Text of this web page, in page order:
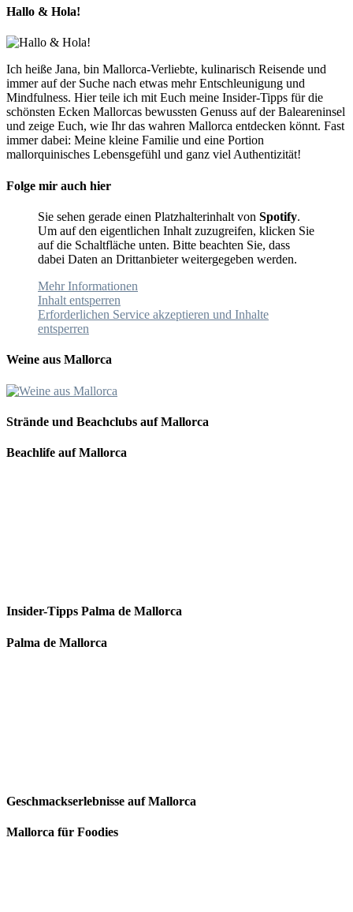
Hallo & Hola!
Ich heiße Jana, bin Mallorca-Verliebte, kulinarisch Reisende und
immer auf der Suche nach etwas mehr Entschleunigung und
Mindfulness. Hier teile ich mit Euch meine Insider-Tipps für die
schönsten Ecken Mallorcas bewussten Genuss auf der Baleareninsel
und zeige Euch, wie Ihr das wahren Mallorca entdecken könnt. Fast
immer dabei: Meine kleine Familie und eine Portion
mallorquinisches Lebensgefühl und ganz viel Authentizität!
Folge mir auch hier
Sie sehen gerade einen Platzhalterinhalt von Spotify.
Um auf den eigentlichen Inhalt zuzugreifen, klicken Sie
auf die Schaltfläche unten. Bitte beachten Sie, dass
dabei Daten an Drittanbieter weitergegeben werden.
Mehr Informationen
Inhalt entsperren
Erforderlichen Service akzeptieren und Inhalte
entsperren
Weine aus Mallorca
Strände und Beachclubs auf Mallorca
Beachlife auf Mallorca
Insider-Tipps Palma de Mallorca
Palma de Mallorca
Geschmackserlebnisse auf Mallorca
Mallorca für Foodies